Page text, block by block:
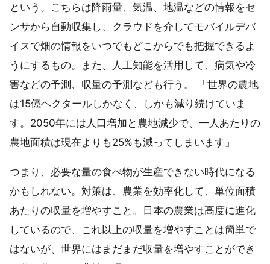
という。こちらは降雨量、気温、地温などの情報をセ
ンサから自動収集し、クラウドを介してモバイルデバ
イスで畑の情報をいつでもどこからでも把握できるよ
うにするもの。また、人工知能を活用して、病気や冷
害などの予測、収量の予測なども行う。 「世界の農地
は15億ヘクタールしかなく、しかも減り続けていま
す。2050年には人口増加と農地減少で、一人あたりの
農地面積は現在よりも25%も減ってしまいます」
つまり、必要な量の食べ物が生産できない時代になる
かもしれない。対策は、農業を効率化して、単位面積
あたりの収量を増やすこと。日本の農業は高度に進化
しているので、これ以上の収量を増やすことは簡単で
はないが、世界にはまだまだ収量を増やすことができ